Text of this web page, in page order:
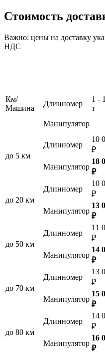
Стоимость
Важно: цены на доставку
НДС
Км/
Машина
Длинномер
1 -
т
Манипулятор
до 5 км
Длинномер
10
₽
Манипулятор
18
₽
до 20 км
Длинномер
10
₽
Манипулятор
13
₽
до 50 км
Длинномер
11
₽
Манипулятор
14
₽
до 70 км
Длинномер
13
₽
Манипулятор
15
₽
до 80 км
Длинномер
14
₽
Манипулятор
16
₽